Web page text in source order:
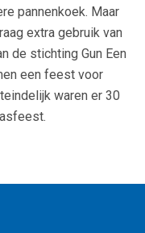
pannenkoek. Maar
extra gebruik van
de stichting Gun Een
een feest voor
waren er 30